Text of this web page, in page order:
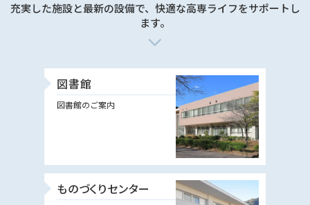
充実した施設と最新の設備で、快適な高専ライフをサポートし
ます。
図書館
図書館のご案内
ものづくりセンター